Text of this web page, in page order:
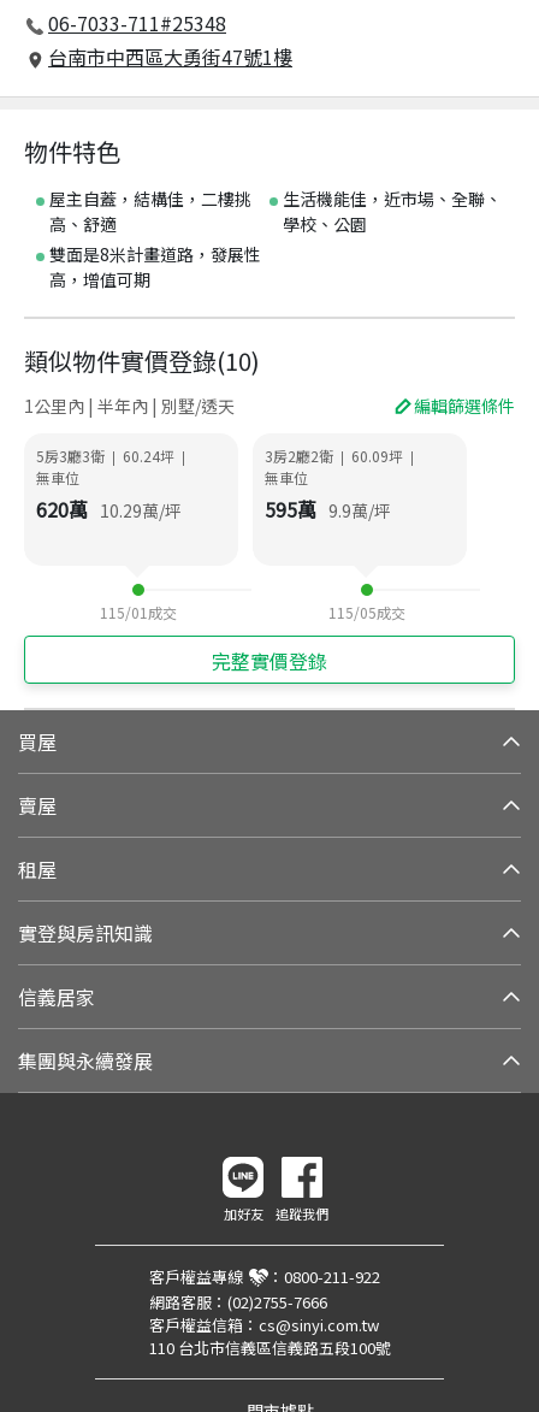
06-7033-711#25348
台南市中西區大勇街47號1樓
物件特色
屋主自蓋，結構佳，二樓挑
高、舒適
生活機能佳，近市場、全聯、
學校、公園
雙面是8米計畫道路，發展性
高，增值可期
類似物件實價登錄(10)
1公里內 | 半年內 | 別墅/透天 編輯篩選條件
5房3廳3衛 | 60.24坪 |
無車位
620萬 10.29萬/坪
115/01 成交
3房2廳2衛 | 60.09坪 |
無車位
595萬 9.9萬/坪
115/05成交
完整實價登錄
買屋
賣屋
租屋
實登與房訊知識
信義居家
集團與永續發展
加好友 追蹤我們
客戶權益專線 ： 0800-211-922
網路客服： (02)2755-7666
客戶權益信箱： cs@sinyi.com.tw
110 台北市信義區信義路五段100號